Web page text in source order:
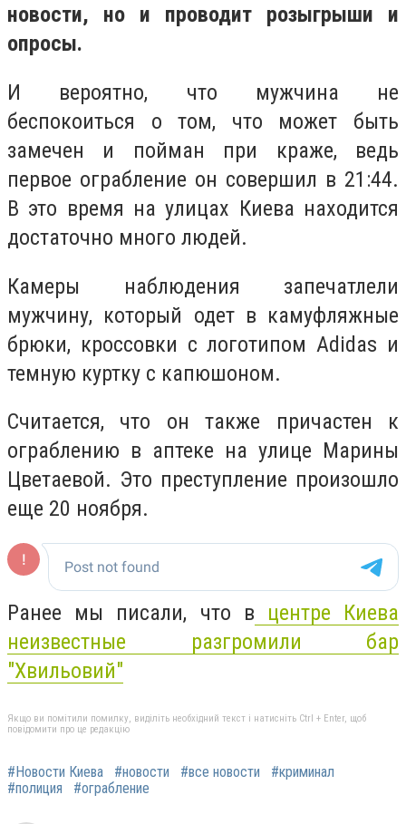
новости, но и проводит розыгрыши и
опросы.
И вероятно, что мужчина не
беспокоиться о том, что может быть
замечен и пойман при краже, ведь
первое ограбление он совершил в 21:44.
В это время на улицах Киева находится
достаточно много людей.
Камеры наблюдения запечатлели
мужчину, который одет в камуфляжные
брюки, кроссовки с логотипом Adidas и
темную куртку с капюшоном.
Считается, что он также причастен к
ограблению в аптеке на улице Марины
Цветаевой. Это преступление произошло
еще 20 ноября.
Ранее мы писали, что в центре Киева
неизвестные разгромили бар
"Хвильовий"
Якщо ви помітили помилку, виділіть необхідний текст і натисніть Ctrl + Enter, щоб
повідомити про це редакцію
#Новости Киева #новости #все новости
#криминал
#полиция
#ограбление